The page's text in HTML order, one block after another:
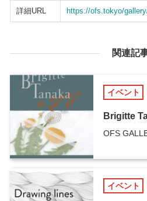
詳細URL https://ofs.tokyo/
関連記
イベント
Brigitte
OFS
イベント